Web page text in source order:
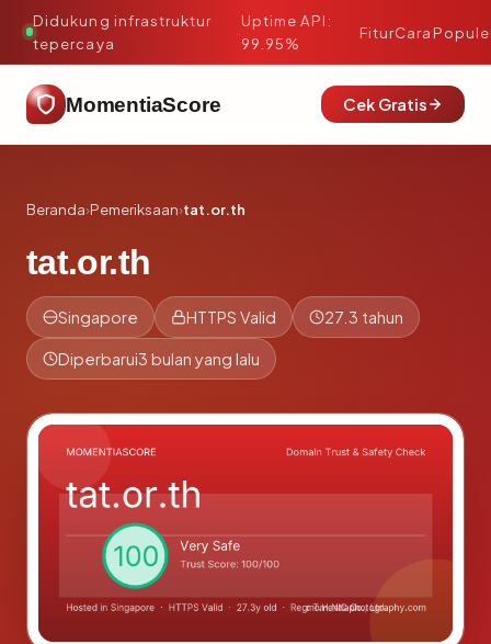
Didukung infrastruktur
tepercaya
·
Uptime API:
99.95%
FiturCara
MomentiaScore Cek Gratis
Beranda›Pemeriksaan›tat.or.th
tat.or.th
Singapore HTTPS Valid 27.3 tahun
Diperbarui3 bulan yang lalu